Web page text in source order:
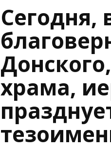
Сегодня,
храма,